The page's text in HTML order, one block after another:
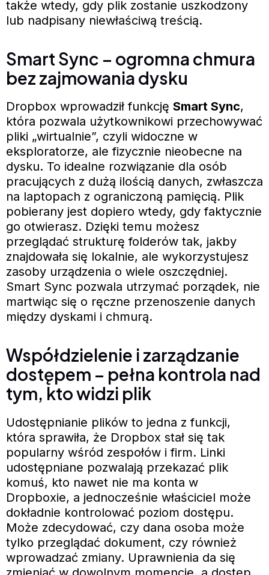
także wtedy, gdy plik zostanie uszkodzony
lub nadpisany niewłaściwą treścią.
Smart Sync – ogromna chmura
bez zajmowania dysku
Dropbox wprowadził funkcję Smart Sync,
która pozwala użytkownikowi przechowywać
pliki „wirtualnie”, czyli widoczne w
eksploratorze, ale fizycznie nieobecne na
dysku. To idealne rozwiązanie dla osób
pracujących z dużą ilością danych, zwłaszcza
na laptopach z ograniczoną pamięcią. Plik
pobierany jest dopiero wtedy, gdy faktycznie
go otwierasz. Dzięki temu możesz
przeglądać strukturę folderów tak, jakby
znajdowała się lokalnie, ale wykorzystujesz
zasoby urządzenia o wiele oszczędniej.
Smart Sync pozwala utrzymać porządek, nie
martwiąc się o ręczne przenoszenie danych
między dyskami i chmurą.
Współdzielenie i zarządzanie
dostępem – pełna kontrola nad
tym, kto widzi plik
Udostępnianie plików to jedna z funkcji,
która sprawiła, że Dropbox stał się tak
popularny wśród zespołów i firm. Linki
udostępniane pozwalają przekazać plik
komuś, kto nawet nie ma konta w
Dropboxie, a jednocześnie właściciel może
dokładnie kontrolować poziom dostępu.
Może zdecydować, czy dana osoba może
tylko przeglądać dokument, czy również
wprowadzać zmiany. Uprawnienia da się